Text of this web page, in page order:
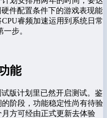
硬件配置条件下的游戏表现能
睿频加速运用到系统日常
步。
能
版计划里已然开启测试。鉴
阶段，功能稳定性尚有待验
方可经由正式更新去体验